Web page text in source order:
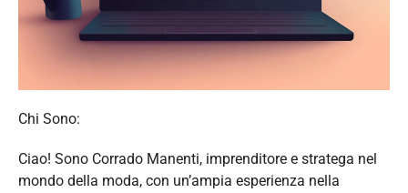
Chi Sono:
Ciao! Sono Corrado Manenti, imprenditore e stratega nel
mondo della moda, con un’ampia esperienza nella